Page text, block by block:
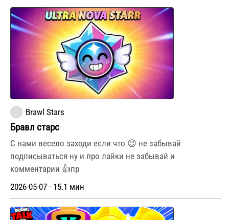
Brawl Stars
Бравл старс
С нами весело заходи если что 😉 не забывай
подписываться ну и про лайки не забывай и
комментарии 👍пр
2026-05-07 - 15.1 мин